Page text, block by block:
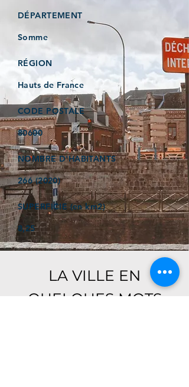
DÉPARTEMENT
Somme
RÉGION
Hauts de France
CODE POSTALE
80600
NOMBRE D'HABITANTS
266 (2020)
SUPERFICIE (en km2)
8,25
LA VILLE EN
QUELQUES MOTS